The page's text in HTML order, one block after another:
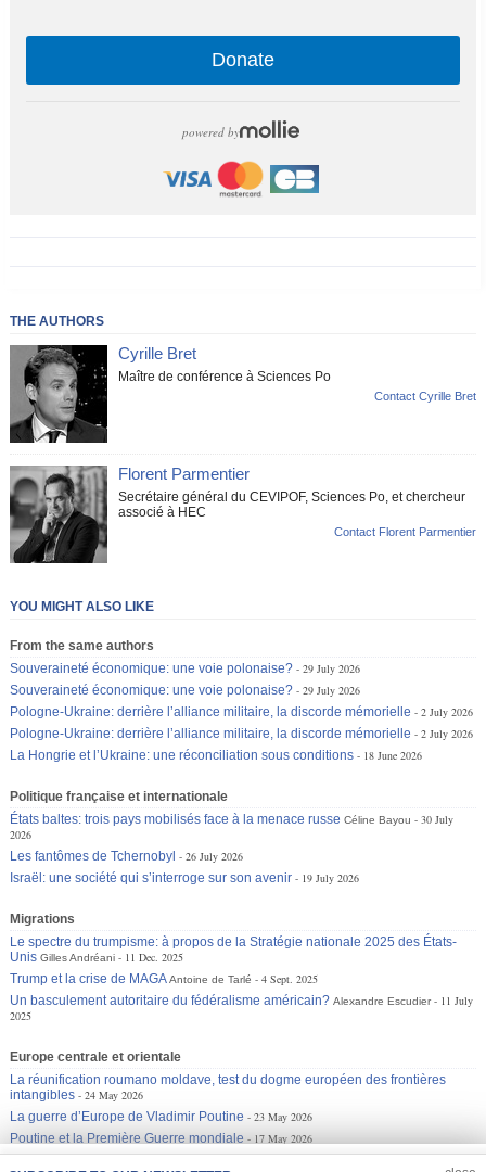
Donate
powered by
THE AUTHORS
Cyrille Bret
Maître de conférence à Sciences Po
Contact Cyrille Bret
Florent Parmentier
Secrétaire général du CEVIPOF, Sciences Po, et chercheur
associé à HEC
Contact Florent Parmentier
YOU MIGHT ALSO LIKE
From the same authors
Souveraineté économique: une voie polonaise?
29 July 2026
Souveraineté économique: une voie polonaise?
29 July 2026
Pologne-Ukraine: derrière l’alliance militaire, la discorde mémorielle
2 July 2026
Pologne-Ukraine: derrière l’alliance militaire, la discorde mémorielle
2 July 2026
La Hongrie et l’Ukraine: une réconciliation sous conditions
18 June 2026
Politique française et internationale
États baltes: trois pays mobilisés face à la menace russe Céline Bayou
30 July
2026
Les fantômes de Tchernobyl
26 July 2026
Israël: une société qui s’interroge sur son avenir
19 July 2026
Migrations
Le spectre du trumpisme: à propos de la Stratégie nationale 2025 des États-
Unis Gilles Andréani
11 Dec. 2025
Trump et la crise de MAGA Antoine de Tarlé
4 Sept. 2025
Un basculement autoritaire du fédéralisme américain? Alexandre Escudier
11 July
2025
Europe centrale et orientale
La réunification roumano moldave, test du dogme européen des frontières
intangibles
24 May 2026
La guerre d’Europe de Vladimir Poutine
23 May 2026
Poutine et la Première Guerre mondiale
17 May 2026